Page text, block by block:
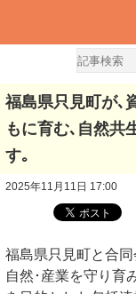
福島県只見町が､
もに育む､自然共
す｡
2025年11月11日 17:00
福島県只見町と合
自然･産業を守り育